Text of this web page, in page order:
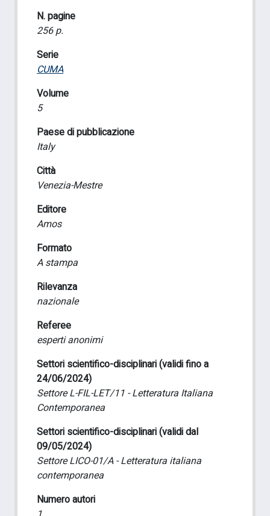
N. pagine
256 p.
Serie
CUMA
Volume
5
Paese di pubblicazione
Italy
Città
Venezia-Mestre
Editore
Amos
Formato
A stampa
Rilevanza
nazionale
Referee
esperti anonimi
Settori scientifico-disciplinari (validi fino a
24/06/2024)
Settore L-FIL-LET/11 - Letteratura Italiana
Contemporanea
Settori scientifico-disciplinari (validi dal
09/05/2024)
Settore LICO-01/A - Letteratura italiana
contemporanea
Numero autori